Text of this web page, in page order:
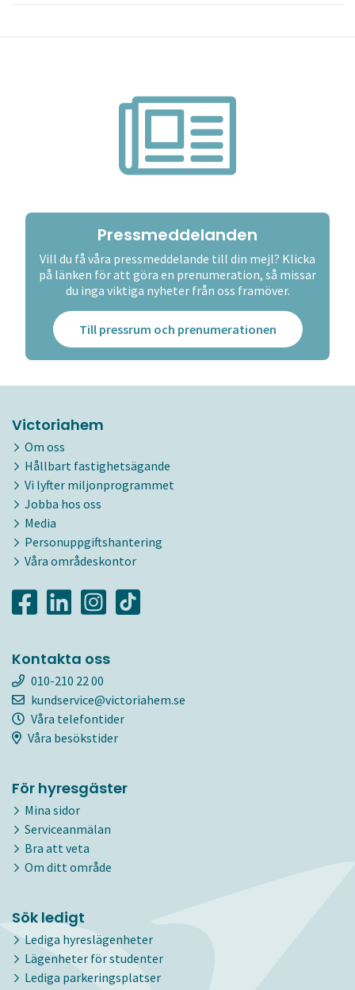
Pressmeddelanden
Vill du få våra pressmeddelande till din mejl? Klicka
på länken för att göra en prenumeration, så missar
du inga viktiga nyheter från oss framöver.
Till pressrum och prenumerationen
Victoriahem
Om oss
Hållbart fastighetsägande
Vi lyfter miljonprogrammet
Jobba hos oss
Media
Personuppgiftshantering
Våra områdeskontor
Kontakta oss
010-210 22 00
kundservice@victoriahem.se
Våra telefontider
Våra besökstider
För hyresgäster
Mina sidor
Serviceanmälan
Bra att veta
Om ditt område
Sök ledigt
Lediga hyreslägenheter
Lägenheter för studenter
Lediga parkeringsplatser